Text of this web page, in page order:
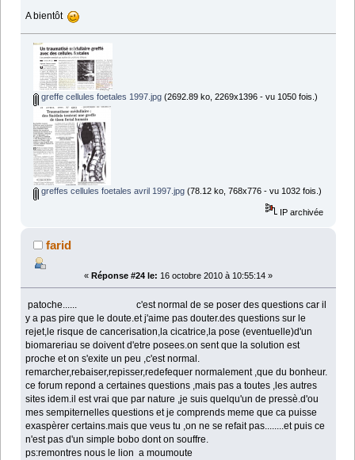
A bientôt
greffe cellules foetales 1997.jpg(2692.89 ko, 2269x1396 - vu 1050 fois.)
greffes cellules foetales avril 1997.jpg(78.12 ko, 768x776 - vu 1032 fois.)
IP archivée
farid
« Réponse #24 le: 16 octobre 2010 à 10:55:14 »
patoche...... c'est normal de se poser des questions car il
y a pas pire que le doute.et j'aime pas douter.des questions sur le
rejet,le risque de cancerisation,la cicatrice,la pose (eventuelle)d'un
biomareriau se doivent d'etre posees.on sent que la solution est
proche et on s'exite un peu ,c'est normal.
remarcher,rebaiser,repisser,redefequer normalement ,que du bonheur.
ce forum repond a certaines questions ,mais pas a toutes ,les autres
sites idem.il est vrai que par nature ,je suis quelqu'un de pressè.d'ou
mes sempiternelles questions et je comprends meme que ca puisse
exaspèrer certains.mais que veus tu ,on ne se refait pas........et puis ce
n'est pas d'un simple bobo dont on souffre.
ps:remontres nous le lion a moumoute